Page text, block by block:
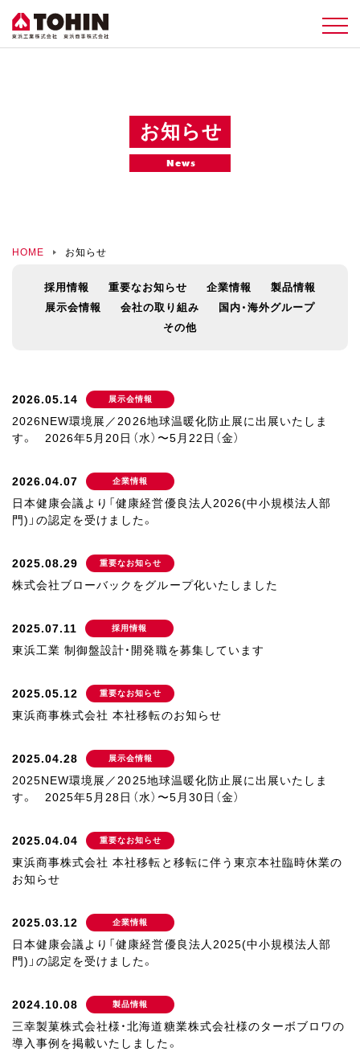
お知らせ
News
HOME お知らせ
採用情報 重要なお知らせ 企業情報
製品情報
展示会情報
会社の取り組み
国内・海外グループ
その他
2026NEW環境展／2026地球温暖化防止展に出展いたしま
す。 2026年5月20日（水）〜5月22日（金）
2026.05.14 展示会情報
日本健康会議より「健康経営優良法人2026(中小規模法人部
門)」の認定を受けました。
2026.04.07 企業情報
株式会社ブローバックをグループ化いたしました
2025.08.29 重要なお知らせ
東浜工業 制御盤設計・開発職を募集しています
2025.07.11 採用情報
東浜商事株式会社 本社移転のお知らせ
2025.05.12 重要なお知らせ
2025NEW環境展／2025地球温暖化防止展に出展いたしま
す。 2025年5月28日（水）〜5月30日（金）
2025.04.28 展示会情報
東浜商事株式会社 本社移転と移転に伴う東京本社臨時休業の
お知らせ
2025.04.04 重要なお知らせ
日本健康会議より「健康経営優良法人2025(中小規模法人部
門)」の認定を受けました。
2025.03.12 企業情報
三幸製菓株式会社様・北海道糖業株式会社様のターボブロワの
導入事例を掲載いたしました。
2024.10.08 製品情報